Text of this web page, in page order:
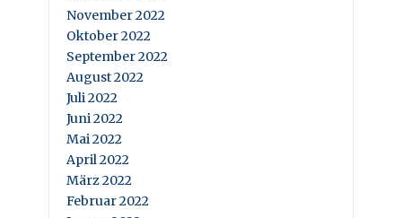
November 2022
Oktober 2022
September 2022
August 2022
Juli 2022
Juni 2022
Mai 2022
April 2022
März 2022
Februar 2022